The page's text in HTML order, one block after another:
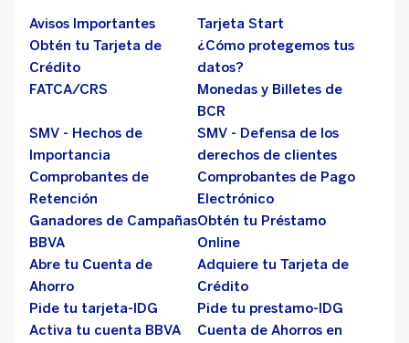
Avisos Importantes
Tarjeta Start
Obtén tu Tarjeta de
Crédito
¿Cómo protegemos tus
datos?
FATCA/CRS
Monedas y Billetes de
BCR
SMV - Hechos de
Importancia
SMV - Defensa de los
derechos de clientes
Comprobantes de
Retención
Comprobantes de Pago
Electrónico
Ganadores de Campañas
BBVA
Obtén tu Préstamo
Online
Abre tu Cuenta de
Ahorro
Adquiere tu Tarjeta de
Crédito
Pide tu tarjeta-IDG
Pide tu prestamo-IDG
Activa tu cuenta BBVA
Cuenta de Ahorros en